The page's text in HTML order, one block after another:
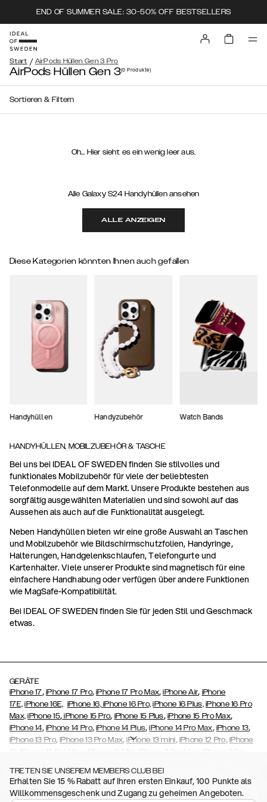
END OF SUMMER SALE: 30-50% OFF BESTSELLERS
Start / AirPods Hüllen Gen 3 Pro
AirPods Hüllen Gen 3(0Produkte)
Sortieren & Filtern
Oh… Hier sieht es ein wenig leer aus.
Alle Galaxy S24 Handyhüllen ansehen
ALLE ANZEIGEN
Diese Kategorien könnten Ihnen auch gefallen
Handyhüllen Handyzubehör Watch Bands
HANDYHÜLLEN, MOBILZUBEHÖR & TASCHE
Bei uns bei IDEAL OF SWEDEN finden Sie stilvolles und
funktionales Mobilzubehör für viele der beliebtesten
Telefonmodelle auf dem Markt. Unsere Produkte bestehen aus
sorgfältig ausgewählten Materialien und sind sowohl auf das
Aussehen als auch auf die Funktionalität ausgelegt.
Neben Handyhüllen bieten wir eine große Auswahl an Taschen
und Mobilzubehör wie Bildschirmschutzfolien, Handyringe,
Halterungen, Handgelenkschlaufen, Telefongurte und
Kartenhalter. Viele unserer Produkte sind magnetisch für eine
einfachere Handhabung oder verfügen über andere Funktionen
wie MagSafe-Kompatibilität.
Bei IDEAL OF SWEDEN finden Sie für jeden Stil und Geschmack
etwas.
GERÄTE
iPhone 17, iPhone 17 Pro,iPhone 17 Pro Max,iPhone Air, iPhone
17E, iPhone 16E, iPhone 16,iPhone 16 Pro, iPhone 16 Plus, iPhone 16 Pro
Max, iPhone 15, iPhone 15 Pro, iPhone 15 Plus, iPhone 15 Pro Max,
iPhone 14, iPhone 14 Pro,iPhone 14 Plus,iPhone 14 Pro Max, iPhone 13,
iPhone 13 Pro,iPhone 13 Pro Max,iPhone 13 mini, iPhone 12 Pro, iPhone
12
iPhone 12 Pro Max iPhone 12 Mini iPhone 11 Pro Max iPhone 11 Pro
(2020),iPhone 8,iPhone 8 Plus,iPhone 7,iPhone 7 Plus
, , , Galaxy S26+ ,
S26 Ultra, Samsung Galaxy S25,Galaxy S25+, Galaxy S25 Ultra,
TRETEN SIE UNSEREM MEMBERS CLUB BEI
Erhalten Sie 15 % Rabatt auf Ihren ersten Einkauf, 100 Punkte als
Willkommensgeschenk und Zugang zu geheimen Angeboten.